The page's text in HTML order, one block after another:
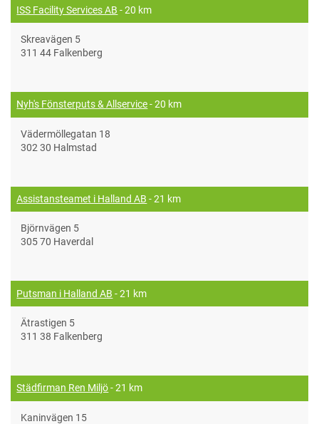
ISS Facility Services AB - 20 km
Skreavägen 5
311 44 Falkenberg
Nyh's Fönsterputs & Allservice- 20 km
Vädermöllegatan 18
302 30 Halmstad
Assistansteamet i Halland AB - 21 km
Björnvägen 5
305 70 Haverdal
Putsman i Halland AB - 21 km
Ätrastigen 5
311 38 Falkenberg
Städfirman Ren Miljö- 21 km
Kaninvägen 15